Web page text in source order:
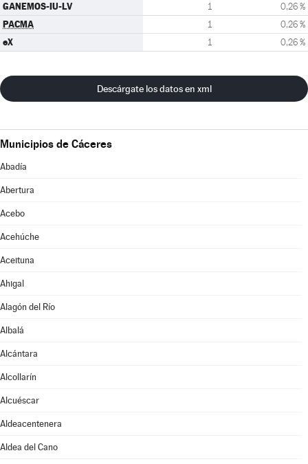
GANEMOS-IU-LV 1 0,26 %
PACMA 1 0,26 %
eX 1 0,26 %
Descárgate los datos en xml
Municipios de Cáceres
Abadía
Abertura
Acebo
Acehúche
Aceituna
Ahigal
Alagón del Río
Albalá
Alcántara
Alcollarín
Alcuéscar
Aldeacentenera
Aldea del Cano